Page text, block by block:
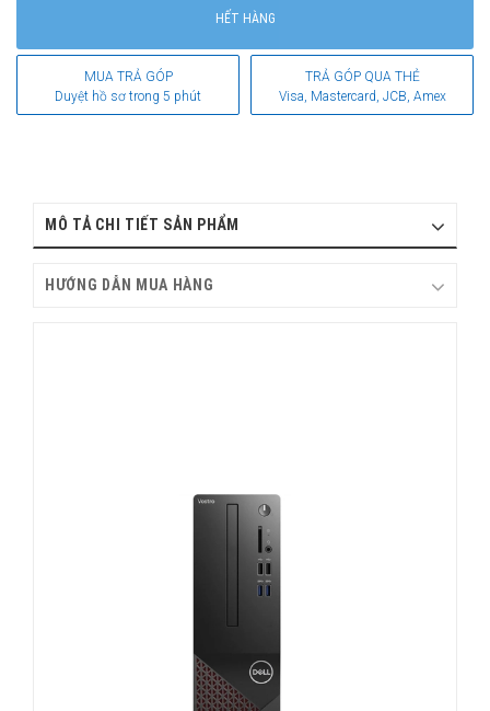
HẾT HÀNG
MUA TRẢ GÓP
Duyệt hồ sơ trong 5 phút
TRẢ GÓP QUA THẺ
Visa, Mastercard, JCB, Amex
MÔ TẢ CHI TIẾT SẢN PHẨM
HƯỚNG DẪN MUA HÀNG